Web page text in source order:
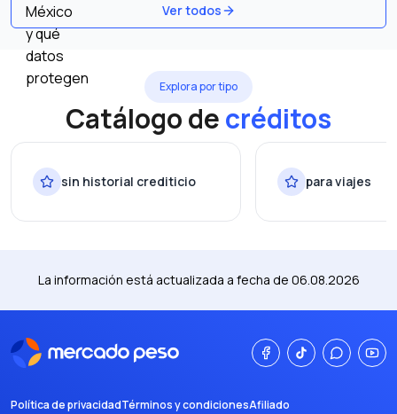
Ver todos
Explora por tipo
Catálogo decréditos
sin historial crediticio para viajes
La información está actualizada a fecha de 06.08.2026
Política de privacidadTérminos y condicionesAfiliado